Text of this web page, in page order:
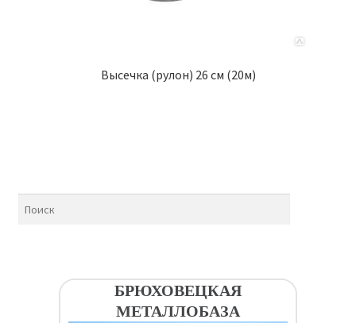
Высечка (рулон) 26 см (20м)
БРЮХОВЕЦКАЯ
МЕТАЛЛОБАЗА